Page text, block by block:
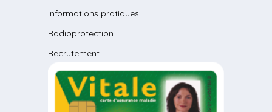
Informations pratiques
Radioprotection
Recrutement